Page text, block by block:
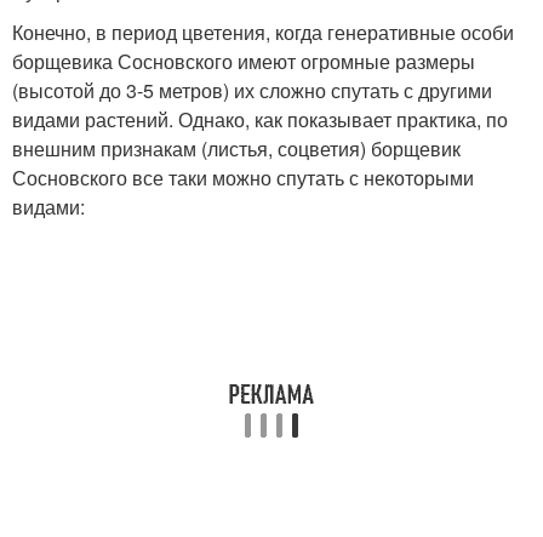
Конечно, в период цветения, когда генеративные особи
борщевика Сосновского имеют огромные размеры
(высотой до 3-5 метров) их сложно спутать с другими
видами растений. Однако, как показывает практика, по
внешним признакам (листья, соцветия) борщевик
Сосновского все таки можно спутать с некоторыми
видами: